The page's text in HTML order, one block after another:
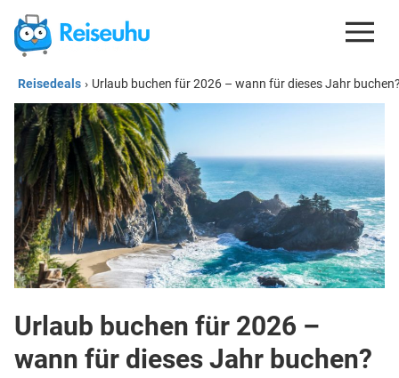
REISEDEALS
GUTSCHEINE
KREDITKARTEN
ESIM
REISEBLOG
Reisedeals › Urlaub buchen für 2026 – wann für dieses Jahr
Urlaub buchen für 2026 –
wann für dieses Jahr buchen?